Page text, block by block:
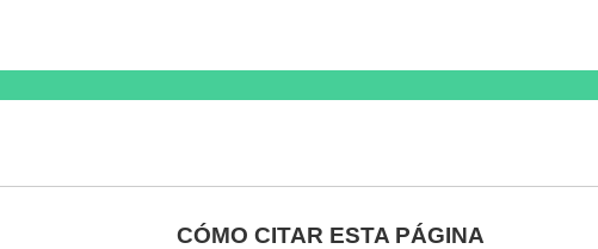
CÓMO CITAR ESTA PÁGINA